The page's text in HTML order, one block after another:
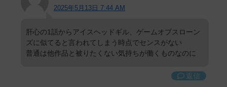
2025年5月13日 7:44 AM
肝心の1話からアイスヘッドギル、ゲームオブスローン
ズに似てると言われてしまう時点でセンスがない
普通は他作品と被りたくない気持ちが働くものなのに
返信